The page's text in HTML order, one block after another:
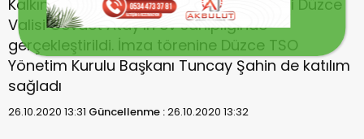
Kalkınma Merkezi Projesi”nin imza töreni Düzce
Valisi Cevdet Atay’ın ev sahipliğinde
gerçekleştirildi. İmza törenine Düzce TSO
Yönetim Kurulu Başkanı Tuncay Şahin de katılım
sağladı
26.10.2020 13:31 Güncellenme :26.10.2020 13:32